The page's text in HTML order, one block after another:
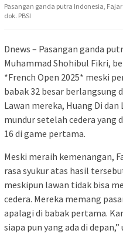
Pasangan ganda putra Indonesia,
dok. PBSI
Dnews – Pasangan ganda
Muhammad Shohibul Fikri,
*French Open 2025* meski
babak 32 besar berlangsung
Lawan mereka, Huang Di dan
mundur setelah cedera yang
16 di game pertama.
Meski meraih kemenangan,
rasa syukur atas hasil
meskipun lawan tidak bisa
cedera. Mereka memang
apalagi di babak pertama.
siapa pun yang ada di